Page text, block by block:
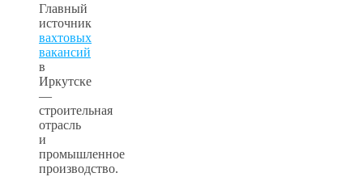
Главный
источник
вахтовых
вакансий
в
Иркутске
—
строительная
отрасль
и
промышленное
производство.